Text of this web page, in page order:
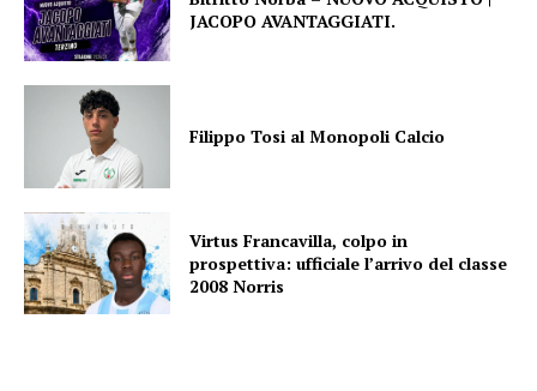
JACOPO AVANTAGGIATI.
Filippo Tosi al Monopoli Calcio
Virtus Francavilla, colpo in
prospettiva: ufficiale l’arrivo del classe
2008 Norris